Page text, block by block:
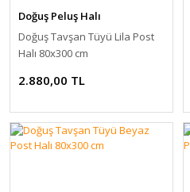
Doğuş Peluş Halı
Doğuş Tavşan Tüyü Lila Post
Halı 80x300 cm
2.880,00 TL